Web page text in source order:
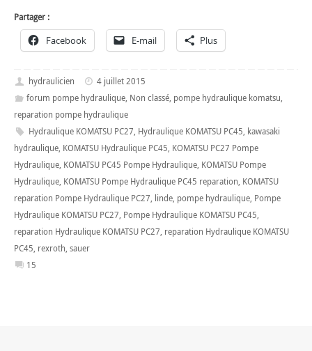
Partager :
Facebook E-mail Plus
hydraulicien
4 juillet 2015
forum pompe hydraulique, Non classé, pompe hydraulique komatsu,
reparation pompe hydraulique
Hydraulique KOMATSU PC27, Hydraulique KOMATSU PC45, kawasaki
hydraulique, KOMATSU Hydraulique PC45, KOMATSU PC27 Pompe
Hydraulique, KOMATSU PC45 Pompe Hydraulique, KOMATSU Pompe
Hydraulique, KOMATSU Pompe Hydraulique PC45 reparation, KOMATSU
reparation Pompe Hydraulique PC27, linde, pompe hydraulique, Pompe
Hydraulique KOMATSU PC27, Pompe Hydraulique KOMATSU PC45,
reparation Hydraulique KOMATSU PC27, reparation Hydraulique KOMATSU
PC45, rexroth, sauer
15